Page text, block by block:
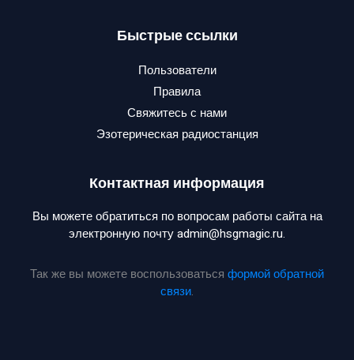
Быстрые ссылки
Пользователи
Правила
Свяжитесь с нами
Эзотерическая радиостанция
Контактная информация
Вы можете обратиться по вопросам работы сайта на
электронную почту admin@hsgmagic.ru.
Так же вы можете воспользоваться формой обратной
связи.